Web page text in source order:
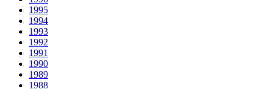
1995
1994
1993
1992
1991
1990
1989
1988